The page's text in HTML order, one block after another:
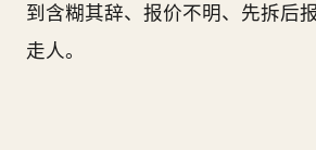
到含糊其辞、报价不明、先拆后
走人。